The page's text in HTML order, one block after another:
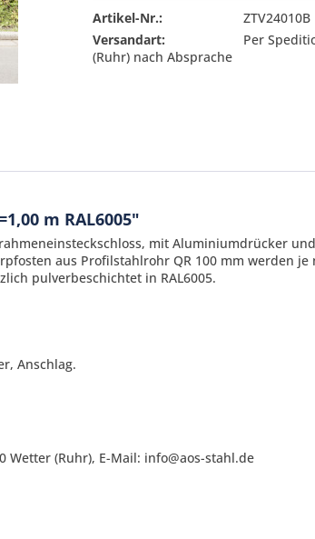
Senden
Artikel-Nr.:
ZTV24010B
Versandart:
Per
(Ruhr) nach Absprache
m RAL6005"
mit Aluminiumdrücker
aus Profilstahlrohr QR 100 mm werden
pulverbeschichtet in RAL6005.
Anschlag.
Wetter (Ruhr), E-Mail: info@aos-stahl.de